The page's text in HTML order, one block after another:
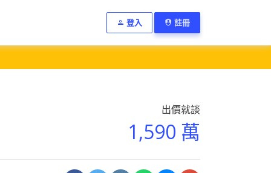
登入 註冊
出價就談
1,590 萬